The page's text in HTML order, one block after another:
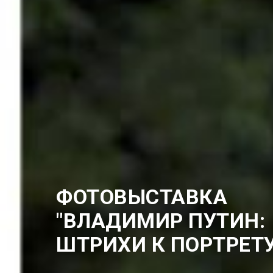
ФОТОВЫСТАВКА
"ВЛАДИМИР ПУТИН:
ШТРИХИ К